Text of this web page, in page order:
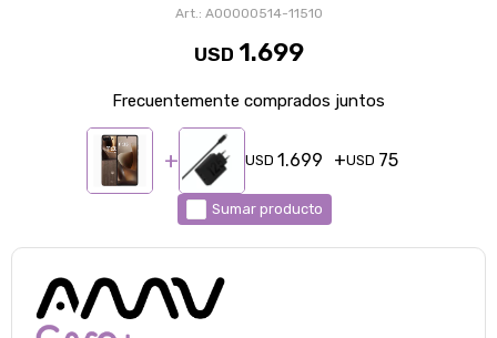
A00000514-11510
USD 1.699
Frecuentemente comprados juntos
USD 1.699 USD 75
Sumar producto